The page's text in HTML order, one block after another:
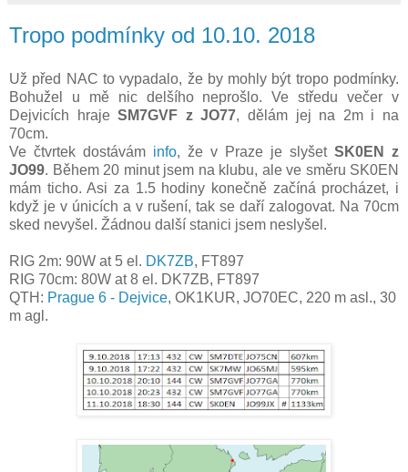
Tropo podmínky od 10.10. 2018
Už před NAC to vypadalo, že by mohly být tropo podmínky.
Bohužel u mě nic delšího neprošlo. Ve středu večer v
Dejvicích hrajeSM7GVF z JO77, dělám jej na 2m i na
70cm.
Ve čtvrtek dostávám info, že v Praze je slyšet SK0EN z
JO99. Během 20 minut jsem na klubu, ale ve směru SK0EN
mám ticho. Asi za 1.5 hodiny konečně začíná procházet, i
když je v únicích a v rušení, tak se daří zalogovat. Na 70cm
sked nevyšel. Žádnou další stanici jsem neslyšel.
RIG 2m: 90W at 5 el. DK7ZB, FT897
RIG 70cm: 80W at 8 el. DK7ZB, FT897
QTH: Prague 6 - Dejvice, OK1KUR, JO70EC, 220 m asl., 30
m agl.